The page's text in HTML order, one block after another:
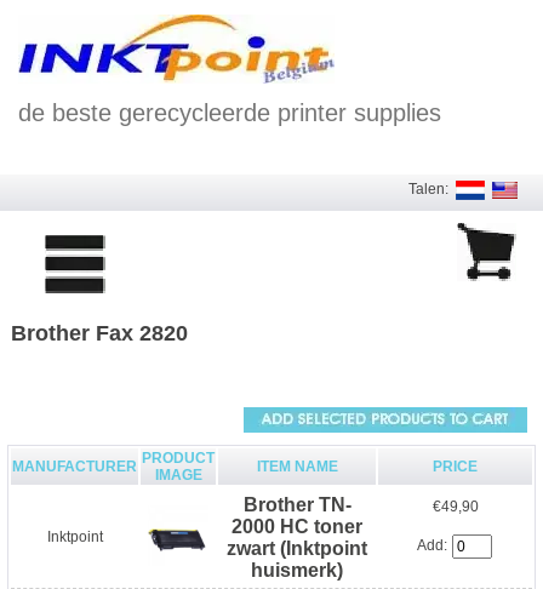
de beste gerecycleerde printer supplies
Talen:
Brother Fax 2820
MANUFACTURER PRODUCT
IMAGE
ITEM NAME PRICE
Inktpoint
Brother TN-
2000 HC toner
zwart (Inktpoint
huismerk)
€49,90
Add: